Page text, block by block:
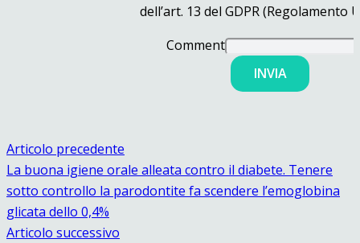
dell’art. 13 del GDPR (Regolamento
Comment
INVIA
Articolo precedente
La buona igiene orale alleata contro il diabete. Tenere
sotto controllo la parodontite fa scendere l’emoglobina
glicata dello 0,4%
Articolo successivo